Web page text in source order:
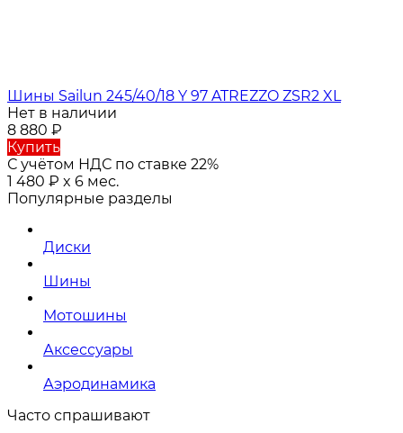
Шины Sailun 245/40/18 Y 97 ATREZZO ZSR2 XL
Нет в наличии
8 880 ₽
Купить
С учётом НДС по ставке 22%
1 480 ₽ x 6 мес.
Популярные разделы
Диски
Шины
Мотошины
Аксессуары
Аэродинамика
Часто спрашивают